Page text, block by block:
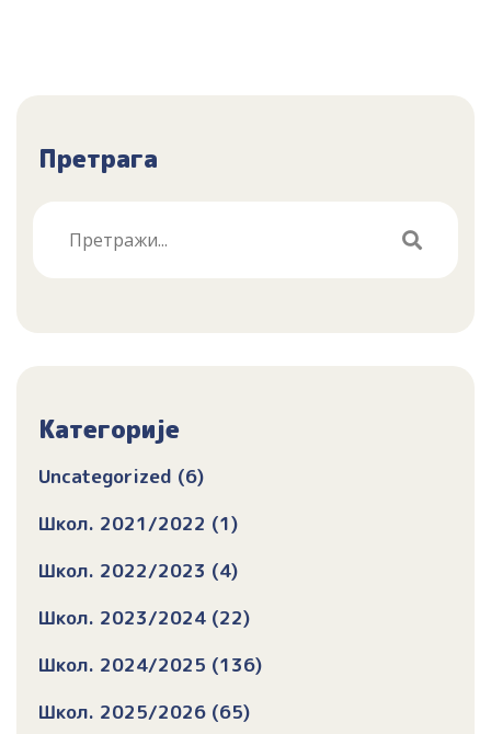
Претрага
Категорије
Uncategorized (6)
Школ. 2021/2022 (1)
Школ. 2022/2023 (4)
Школ. 2023/2024 (22)
Школ. 2024/2025 (136)
Школ. 2025/2026 (65)